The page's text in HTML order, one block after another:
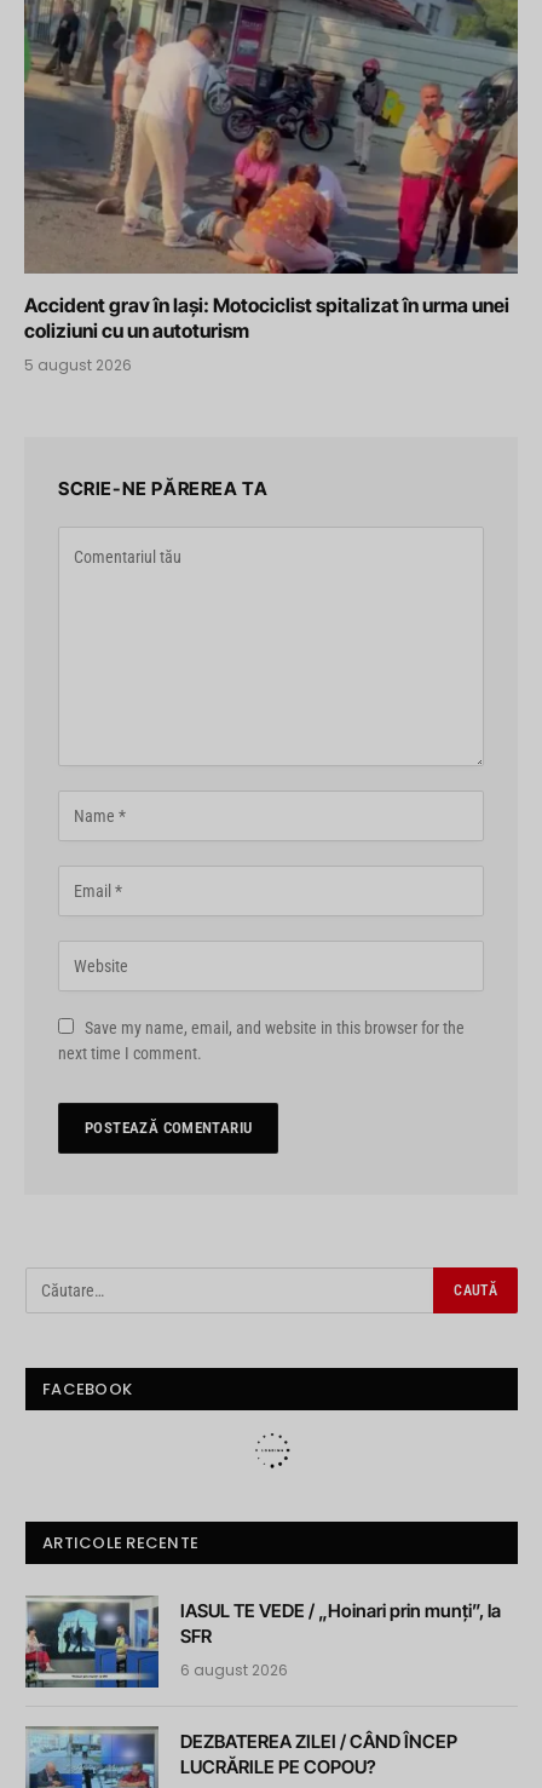
Accident grav în Iași: Motociclist spitalizat în urma unei
coliziuni cu un autoturism
5 august 2026
SCRIE-NE PĂREREA TA
Save my name, email, and website in this browser for the
next time I comment.
FACEBOOK
ARTICOLE RECENTE
IASUL TE VEDE / „Hoinari prin munți”, la
SFR
6 august 2026
DEZBATEREA ZILEI / CÂND ÎNCEP
LUCRĂRILE PE COPOU?